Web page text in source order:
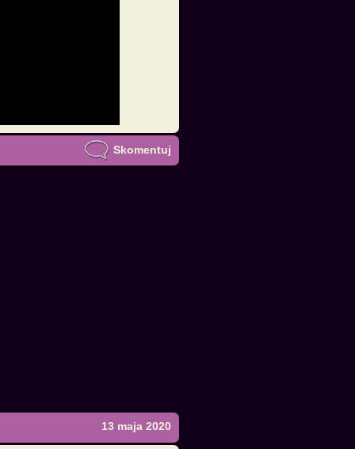
Skomentuj
13 maja 2020